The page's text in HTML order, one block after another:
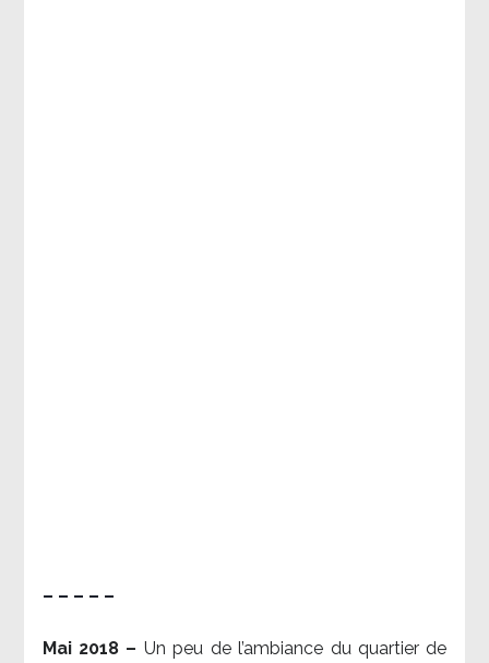
– – – – –
Mai 2018 – Un peu de l’ambiance du quartier de